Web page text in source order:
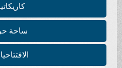
كاريكاتير
ساحة حرة
الافتتاحيات